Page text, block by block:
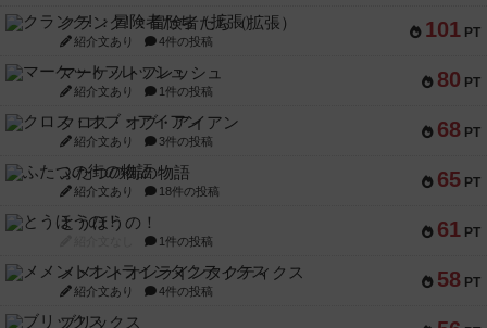
101 PT
クランク! ：冒険者たち（拡張）
紹介文あり 4件の投稿
80 PT
マーケットフレッシュ
紹介文あり 1件の投稿
68 PT
クロス・オブ・アイアン
紹介文あり 3件の投稿
65 PT
ふたつの街の物語
紹介文あり 18件の投稿
61 PT
とうほうの！
1件の投稿
58 PT
メメントオンラインタクティクス
紹介文あり 4件の投稿
ブリックス